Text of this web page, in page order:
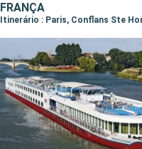
FRANÇA
Itinerário : Paris, Conflans Ste